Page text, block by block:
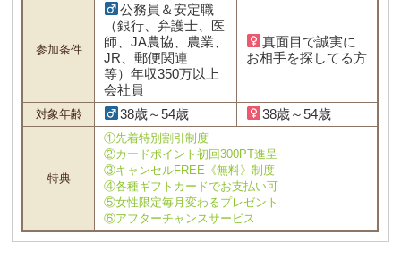
参加条件
公務員＆安定職
（銀行、弁護士、医
師、JA農協、農業、
JR、郵便関連
等）年収350万以上
会社員
真面目で誠実に
お相手を探してる方
対象年齢 38歳～54歳 38歳～54歳
特典
①先着特別割引制度
②カードポイント初回300PT進呈
③キャンセルFREE《無料》制度
④各種ギフトカードでお支払い可
⑤女性限定毎月変わるプレゼント
⑥アフターチャンスサービス